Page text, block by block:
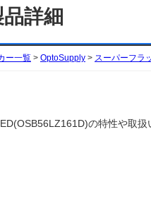
詳細
ー一覧 > OptoSupply > スーパーフラ
の特性や取